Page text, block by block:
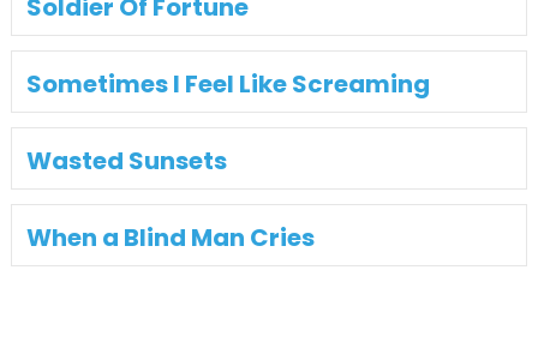
Soldier Of Fortune
Sometimes I Feel Like Screaming
Wasted Sunsets
When a Blind Man Cries